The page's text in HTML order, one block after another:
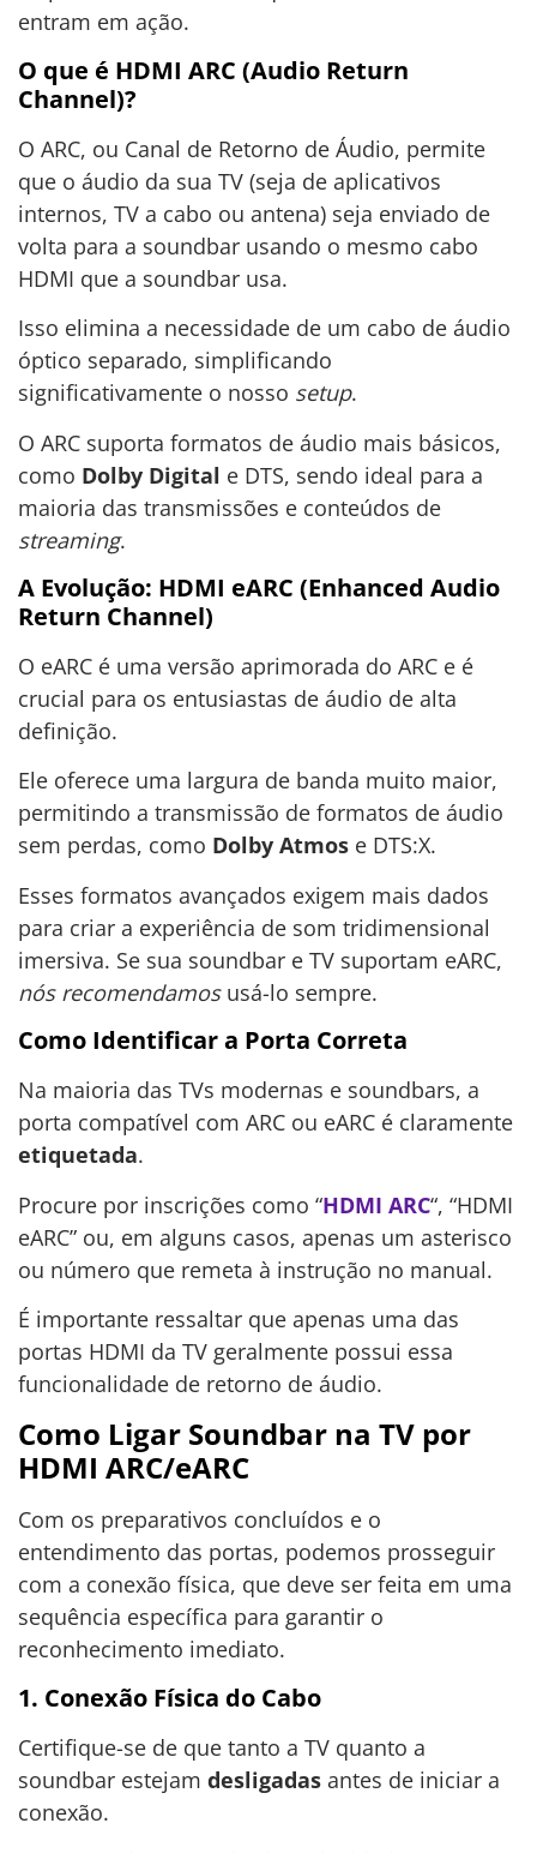
entram em ação.
O que é HDMI ARC (Audio Return
Channel)?
O ARC, ou Canal de Retorno de Áudio, permite
que o áudio da sua TV (seja de aplicativos
internos, TV a cabo ou antena) seja enviado de
volta para a soundbar usando o mesmo cabo
HDMI que a soundbar usa.
Isso elimina a necessidade de um cabo de áudio
óptico separado, simplificando
significativamente o nosso setup.
O ARC suporta formatos de áudio mais básicos,
como Dolby Digital e DTS, sendo ideal para a
maioria das transmissões e conteúdos de
streaming.
A Evolução: HDMI eARC (Enhanced Audio
Return Channel)
O eARC é uma versão aprimorada do ARC e é
crucial para os entusiastas de áudio de alta
definição.
Ele oferece uma largura de banda muito maior,
permitindo a transmissão de formatos de áudio
sem perdas, como Dolby Atmos e DTS:X.
Esses formatos avançados exigem mais dados
para criar a experiência de som tridimensional
imersiva. Se sua soundbar e TV suportam eARC,
nós recomendamosusá-lo sempre.
Como Identificar a Porta Correta
Na maioria das TVs modernas e soundbars, a
porta compatível com ARC ou eARC é claramente
etiquetada.
Procure por inscrições como “HDMI ARC“, “HDMI
eARC” ou, em alguns casos, apenas um asterisco
ou número que remeta à instrução no manual.
É importante ressaltar que apenas uma das
portas HDMI da TV geralmente possui essa
funcionalidade de retorno de áudio.
Como Ligar Soundbar na TV por
HDMI ARC/eARC
Com os preparativos concluídos e o
entendimento das portas, podemos prosseguir
com a conexão física, que deve ser feita em uma
sequência específica para garantir o
reconhecimento imediato.
1. Conexão Física do Cabo
Certifique-se de que tanto a TV quanto a
soundbar estejam desligadas antes de iniciar a
conexão.